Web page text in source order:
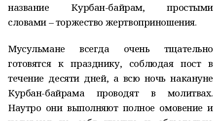
название Курбан-байрам, простыми
словами – торжество жертвоприношения.
Мусульмане всегда очень тщательно
готовятся к празднику, соблюдая пост в
течение десяти дней, а всю ночь накануне
Курбан-байрама проводят в молитвах.
Наутро они выполняют полное омовение и